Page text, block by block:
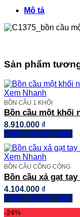
nắp
êm
-
Mô tả
Sản phẩm
Xem Nhanh
BỒN CẦU 1 KHỐI
Bồn cầu một khối
8.910.000 ₫
Thêm vào giỏ hàng
Xem Nhanh
BỒN CẦU CÔNG CỘNG
Bồn cầu xả gạt tay
4.104.000 ₫
Thêm vào giỏ hàng
-24%